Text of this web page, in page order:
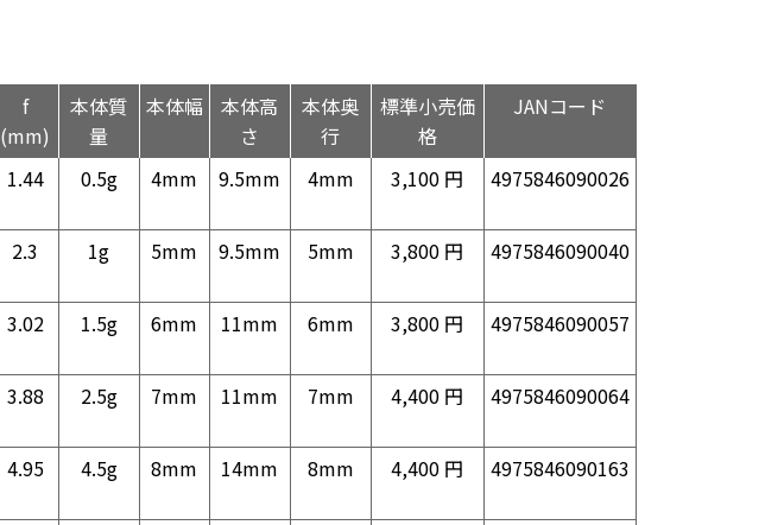
f
(mm)
本体質
量
本体幅
本体高
さ
本体奥
行
標準小売価
格
JANコード
1.44 0.5g 4mm 9.5mm 4mm 3,100 円 4975846090026
2.3 1g 5mm 9.5mm 5mm 3,800 円 4975846090040
3.02 1.5g 6mm 11mm 6mm 3,800 円 4975846090057
3.88 2.5g 7mm 11mm 7mm 4,400 円 4975846090064
4.95 4.5g 8mm 14mm 8mm 4,400 円 4975846090163